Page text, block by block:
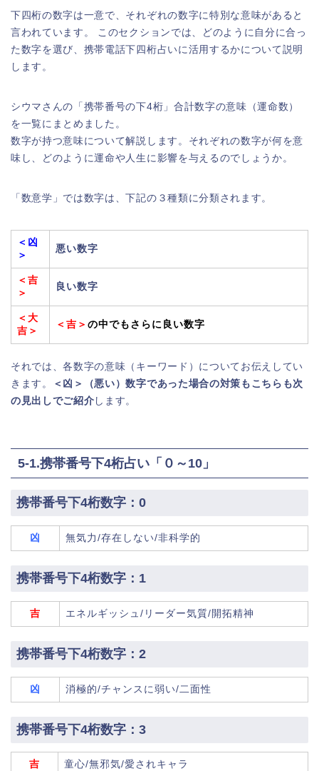
下四桁の数字は一意で、それぞれの数字に特別な意味があると
言われています。 このセクションでは、どのように自分に合っ
た数字を選び、携帯電話下四桁占いに活用するかについて説明
します。
シウマさんの「携帯番号の下4桁」合計数字の意味（運命数）
を一覧にまとめました。
数字が持つ意味について解説します。それぞれの数字が何を意
味し、どのように運命や人生に影響を与えるのでしょうか。
「数意学」では数字は、下記の３種類に分類されます。
＜凶
＞
悪い数字
＜吉
＞
良い数字
＜大
吉＞
＜吉＞ の中でもさらに良い数字
それでは、各数字の意味（キーワード）についてお伝えしてい
きます。
＜凶＞（悪い）数字であった場合の対策もこちらも次
の見出しでご紹介 します。
5-1.携帯番号下4桁占い「０～10」
携帯番号下4桁数字：0
凶 無気力/存在しない/非科学的
携帯番号下4桁数字：1
吉 エネルギッシュ/リーダー気質/開拓精神
携帯番号下4桁数字：2
凶 消極的/チャンスに弱い/二面性
携帯番号下4桁数字：3
吉 童心/無邪気/愛されキャラ